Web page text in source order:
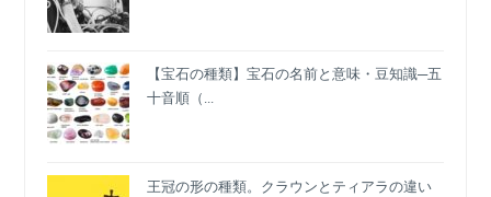
【宝石の種類】宝石の名前と意味・豆知識─五
十音順（...
王冠の形の種類。クラウンとティアラの違い